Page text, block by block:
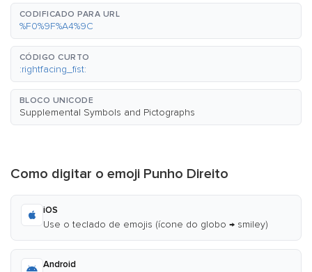
CODIFICADO PARA URL
%F0%9F%A4%9C
CÓDIGO CURTO
:rightfacing_fist:
BLOCO UNICODE
Supplemental Symbols and Pictographs
Como digitar o emoji Punho Direito
iOS
Use o teclado de emojis (ícone do globo → smiley)
Android